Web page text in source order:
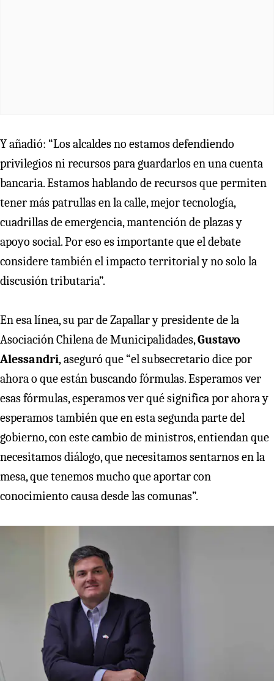
Y añadió: “Los alcaldes no estamos defendiendo
privilegios ni recursos para guardarlos en una cuenta
bancaria. Estamos hablando de recursos que permiten
tener más patrullas en la calle, mejor tecnología,
cuadrillas de emergencia, mantención de plazas y
apoyo social. Por eso es importante que el debate
considere también el impacto territorial y no solo la
discusión tributaria”.
En esa línea, su par de Zapallar y presidente de la
Asociación Chilena de Municipalidades,Gustavo
Alessandri,aseguró que “el subsecretario dice por
ahora o que están buscando fórmulas. Esperamos ver
esas fórmulas, esperamos ver qué significa por ahora y
esperamos también que en esta segunda parte del
gobierno, con este cambio de ministros, entiendan que
necesitamos diálogo, que necesitamos sentarnos en la
mesa, que tenemos mucho que aportar con
conocimiento causa desde las comunas”.